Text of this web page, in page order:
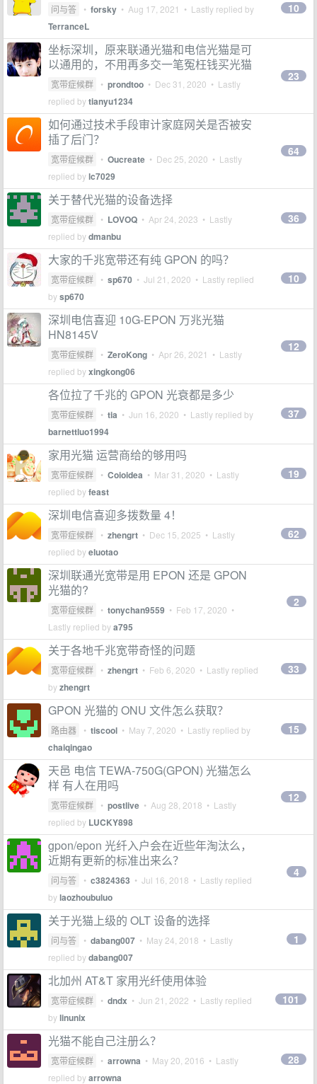
问与答 • forsky • Aug 17, 2021 • Lastly replied by
TerranceL
10
坐标深圳，原来联通光猫和电信光猫是可
以通用的，不用再多交一笔冤枉钱买光猫
宽带症候群 • prondtoo • Dec 31, 2020 • Lastly
replied bytianyu1234
23
如何通过技术手段审计家庭网关是否被安
插了后门？
宽带症候群 • Oucreate • Dec 25, 2020 • Lastly
replied bylc7029
64
关于替代光猫的设备选择
宽带症候群 • LOVOQ • Apr 24, 2023 • Lastly
replied bydmanbu
36
大家的千兆宽带还有纯 GPON 的吗？
宽带症候群 • sp670 • Jul 21, 2020 • Lastly replied
bysp670
10
深圳电信喜迎 10G-EPON 万兆光猫
HN8145V
宽带症候群 • ZeroKong • Apr 26, 2021 • Lastly
replied byxingkong06
12
各位拉了千兆的 GPON 光衰都是多少
宽带症候群 • tia • Jun 16, 2020 • Lastly replied by
barnettluo1994
37
家用光猫 运营商给的够用吗
宽带症候群 • Coioidea • Mar 31, 2020 • Lastly
replied byfeast
19
深圳电信喜迎多拨数量 4！
宽带症候群 • zhengrt • Dec 15, 2025 • Lastly
replied byeluotao
62
深圳联通光宽带是用 EPON 还是 GPON
光猫的?
宽带症候群 • tonychan9559 • Feb 17, 2020 •
Lastly replied bya795
2
关于各地千兆宽带奇怪的问题
宽带症候群 • zhengrt • Feb 6, 2020 • Lastly replied
byzhengrt
33
GPON 光猫的 ONU 文件怎么获取？
路由器 • tiscool • May 7, 2020 • Lastly replied by
chaiqingao
15
天邑 电信 TEWA-750G(GPON) 光猫怎么
样 有人在用吗
宽带症候群 • postlive • Aug 28, 2018 • Lastly
replied by LUCKY898
12
gpon/epon 光纤入户会在近些年淘汰么，
近期有更新的标准出来么？
问与答 • c3824363 • Jul 16, 2018 • Lastly replied
bylaozhoubuluo
4
关于光猫上级的 OLT 设备的选择
问与答 • dabang007 • May 24, 2018 • Lastly
replied bydabang007
1
北加州 AT&T 家用光纤使用体验
宽带症候群 • dndx • Jun 21, 2022 • Lastly replied
bylinunix
101
光猫不能自己注册么？
宽带症候群 • arrowna • May 20, 2016 • Lastly
replied byarrowna
28